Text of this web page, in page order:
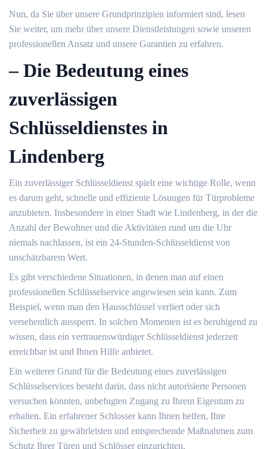
Nun, da Sie über unsere Grundprinzipien informiert sind, lesen
Sie weiter, um mehr über unsere Dienstleistungen sowie unseren
professionellen Ansatz und unsere Garantien zu erfahren.​
– Die Bedeutung eines
zuverlässigen
Schlüsseldienstes in
Lindenberg
Ein zuverlässiger Schlüsseldienst spielt eine wichtige Rolle, wenn
es darum geht, schnelle und effiziente Lösungen für Türprobleme
anzubieten.​ Insbesondere in einer Stadt wie Lindenberg, in der die
Anzahl der Bewohner und die Aktivitäten rund um die Uhr
niemals nachlassen, ist ein 24-Stunden-Schlüsseldienst von
unschätzbarem Wert.​
Es gibt verschiedene Situationen, in denen man auf einen
professionellen Schlüsselservice angewiesen sein kann.​ Zum
Beispiel, wenn man den Hausschlüssel verliert oder sich
versehentlich aussperrt.​ In solchen Momenten ist es beruhigend zu
wissen, dass ein vertrauenswürdiger Schlüsseldienst jederzeit
erreichbar ist und Ihnen Hilfe anbietet.​
Ein weiterer Grund für die Bedeutung eines zuverlässigen
Schlüsselservices besteht darin, dass nicht autorisierte Personen
versuchen könnten, unbefugten Zugang zu Ihrem Eigentum zu
erhalten.​ Ein erfahrener Schlosser kann Ihnen helfen, Ihre
Sicherheit zu gewährleisten und entsprechende Maßnahmen zum
Schutz Ihrer Türen und Schlösser einzurichten.